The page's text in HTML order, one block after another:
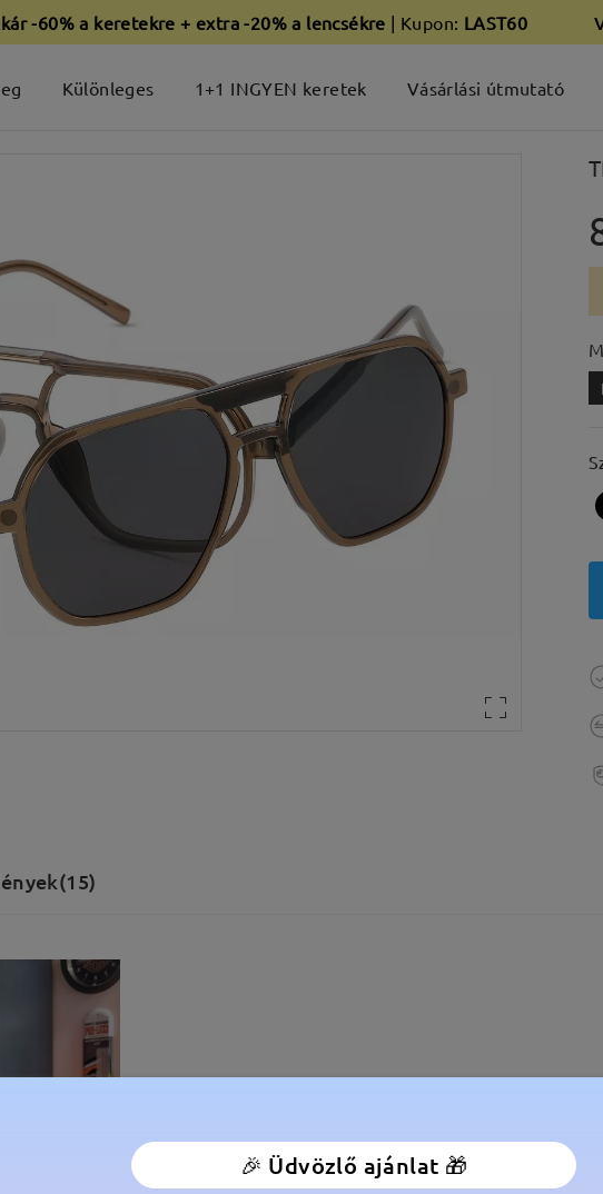
-60% a keretekre + extra -20% a lencsékre | Kupon: LAST60
Különleges 1+1 INGYEN keretek Vásárlási útmutató
L
🎉 Üdvözlő ajánlat 🎁